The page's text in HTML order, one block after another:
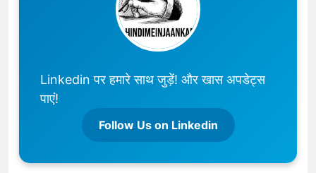
Linkedin पर हमारे साथ जुड़ें! और खास अपडेट्स
पाएं!
Follow Us on Linkedin